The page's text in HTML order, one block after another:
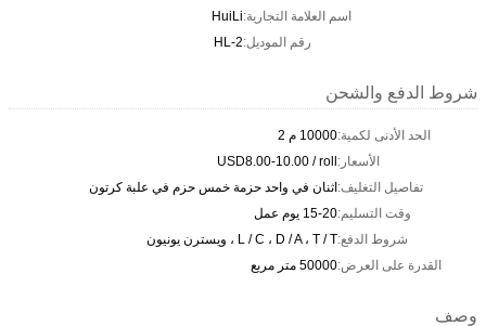
اسم العلامة التجارية:HuiLi
رقم الموديل:HL-2
شروط الدفع والشحن
الحد الأدنى لكمية:10000 م 2
الأسعار:USD8.00-10.00 / roll
تفاصيل التغليف:اثنان في واحد حزمة خمس حزم في علبة كرتون
وقت التسليم:15-20 يوم عمل
شروط الدفع:L / C ، D / A ، T / T ، ويسترن يونيون
القدرة على العرض:50000 متر مربع
وصف